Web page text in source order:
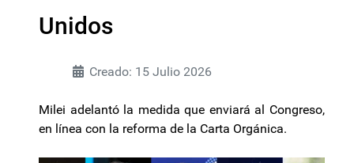
Unidos
Creado: 15 Julio 2026
Milei adelantó la medida que enviará al Congreso,
en línea con la reforma de la Carta Orgánica.